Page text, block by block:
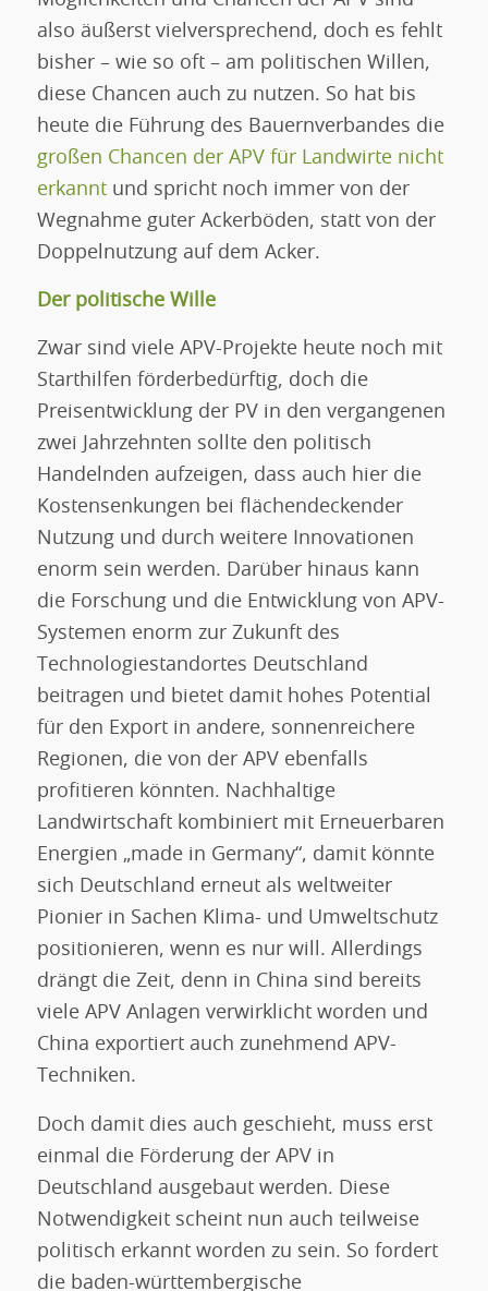
also äußerst vielversprechend, doch es fehlt
bisher – wie so oft – am politischen Willen,
diese Chancen auch zu nutzen. So hat bis
heute die Führung des Bauernverbandes die
großen Chancen der APV für Landwirte nicht
erkanntund spricht noch immer von der
Wegnahme guter Ackerböden, statt von der
Doppelnutzung auf dem Acker.
Der politische Wille
Zwar sind viele APV-Projekte heute noch mit
Starthilfen förderbedürftig, doch die
Preisentwicklung der PV in den vergangenen
zwei Jahrzehnten sollte den politisch
Handelnden aufzeigen, dass auch hier die
Kostensenkungen bei flächendeckender
Nutzung und durch weitere Innovationen
enorm sein werden. Darüber hinaus kann
die Forschung und die Entwicklung von APV-
Systemen enorm zur Zukunft des
Technologiestandortes Deutschland
beitragen und bietet damit hohes Potential
für den Export in andere, sonnenreichere
Regionen, die von der APV ebenfalls
profitieren könnten. Nachhaltige
Landwirtschaft kombiniert mit Erneuerbaren
Energien „made in Germany“, damit könnte
sich Deutschland erneut als weltweiter
Pionier in Sachen Klima- und Umweltschutz
positionieren, wenn es nur will. Allerdings
drängt die Zeit, denn in China sind bereits
viele APV Anlagen verwirklicht worden und
China exportiert auch zunehmend APV-
Techniken.
Doch damit dies auch geschieht, muss erst
einmal die Förderung der APV in
Deutschland ausgebaut werden. Diese
Notwendigkeit scheint nun auch teilweise
politisch erkannt worden zu sein. So fordert
die baden-württembergische